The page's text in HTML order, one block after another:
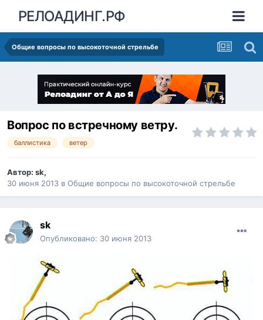
РЕЛОАДИНГ.РФ
Общие вопросы по высокоточной стрельбе
Вопрос по встречному ветру.
баллистика ветер
Автор: sk,
30 июня 2013 в Общие вопросы по высокоточной стрельбе
sk
Опубликовано: 30 июня 2013